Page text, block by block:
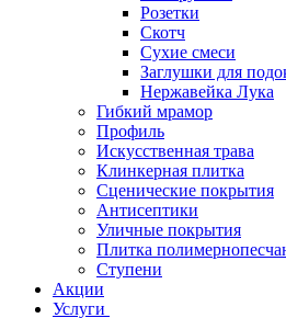
Розетки
Скотч
Сухие смеси
Заглушки для
Нержавейка Лука
Гибкий мрамор
Профиль
Искусственная трава
Клинкерная плитка
Сценические покрытия
Антисептики
Уличные покрытия
Плитка
Ступени
Акции
Услуги